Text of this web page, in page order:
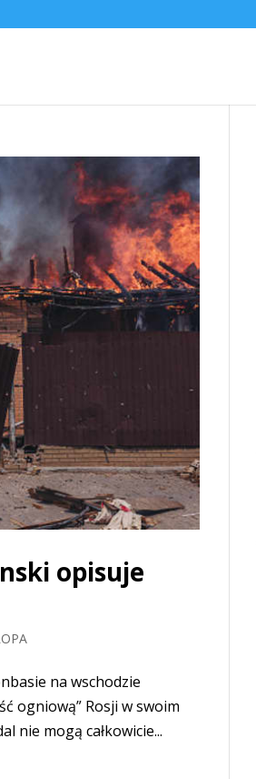
opisuje
na wschodzie
ogniową” Rosji w swoim
nie mogą całkowicie...